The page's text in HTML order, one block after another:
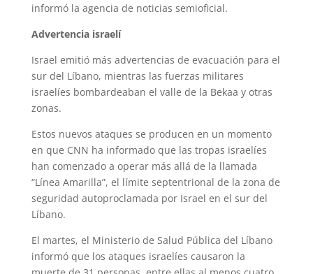
informó la agencia de noticias semioficial.
Advertencia israelí
Israel emitió más advertencias de evacuación para el
sur del Líbano, mientras las fuerzas militares
israelíes bombardeaban el valle de la Bekaa y otras
zonas.
Estos nuevos ataques se producen en un momento
en que CNN ha informado que las tropas israelíes
han comenzado a operar más allá de la llamada
“Línea Amarilla”, el límite septentrional de la zona de
seguridad autoproclamada por Israel en el sur del
Líbano.
El martes, el Ministerio de Salud Pública del Líbano
informó que los ataques israelíes causaron la